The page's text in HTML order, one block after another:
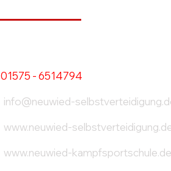
01575 - 6514794
info@neuwied-
www.neuwied-
www.neuwied-kampfsportschule.de